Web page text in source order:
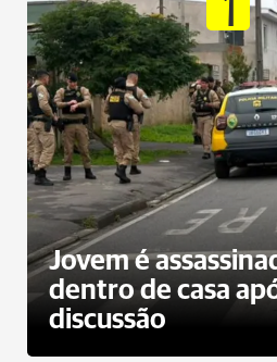
Jovem é
dentro de casa
discussão